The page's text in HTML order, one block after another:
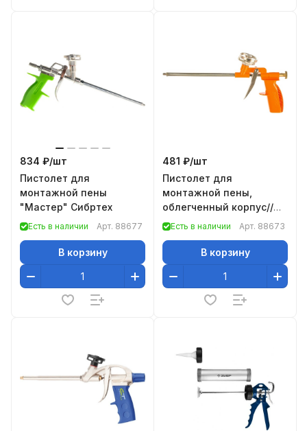
834 ₽/шт
Пистолет для
монтажной пены
"Мастер" Сибртех
Есть в наличии Арт. 88677
В корзину
481 ₽/шт
Пистолет для
монтажной пены,
облегченный корпус//
Sparta
Есть в наличии Арт. 88673
В корзину